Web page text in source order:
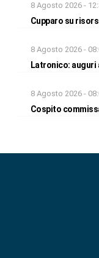
8 Agosto 2026 -
Cupparo su
8 Agosto 2026 -
Latronico: auguri
8 Agosto 2026 -
Cospito